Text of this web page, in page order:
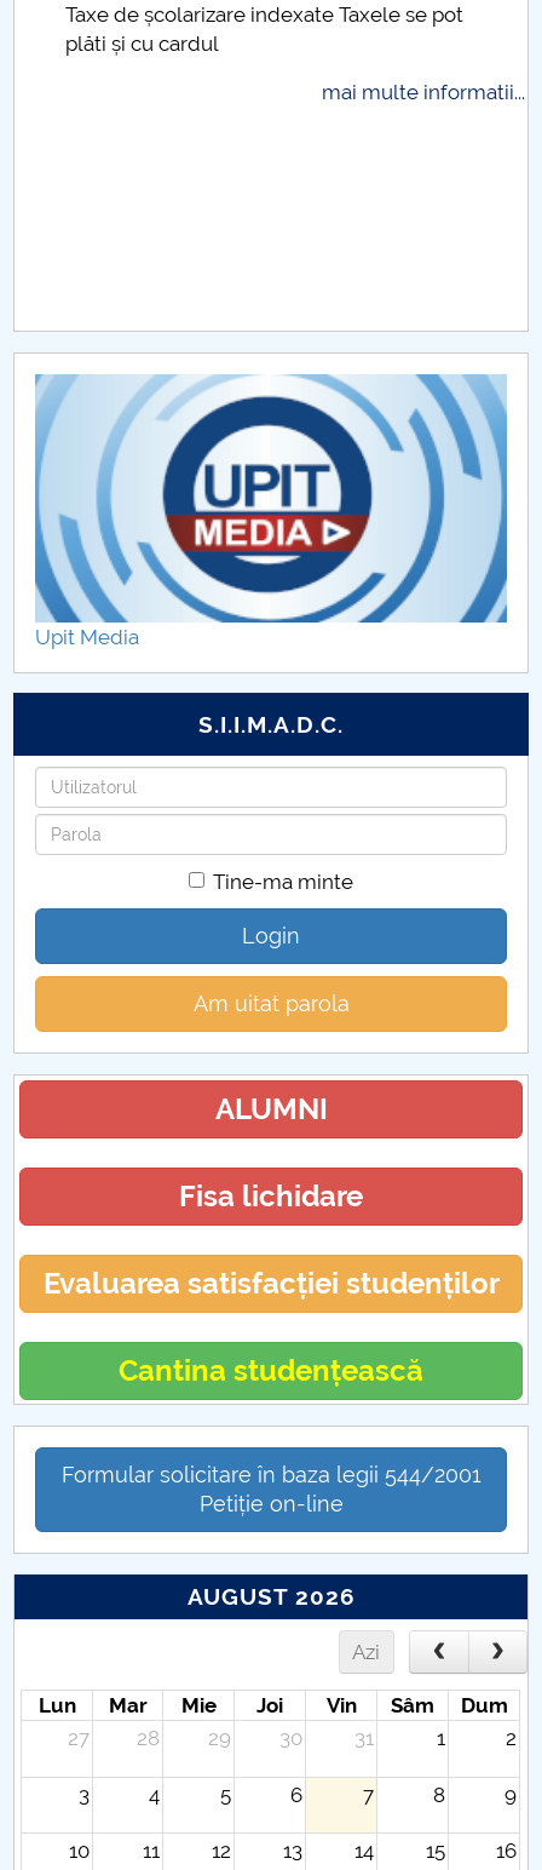
Taxe de școlarizare indexate Taxele se pot
plăti și cu cardul
mai multe informatii...
Upit Media
S.I.I.M.A.D.C.
Utilizatorul
Parola
Tine-ma minte
Login
Am uitat parola
ALUMNI
Fisa lichidare
Evaluarea satisfacției studenților
Cantina studențească
Formular solicitare în baza legii 544/2001
Petiție on-line
AUGUST 2026
Azi
Lun Mar Mie Joi Vin Sâm
Dum
27
28 29 30 31 1 2
3 4 5 6 7 8 9
10 11 12 13 14 15 16